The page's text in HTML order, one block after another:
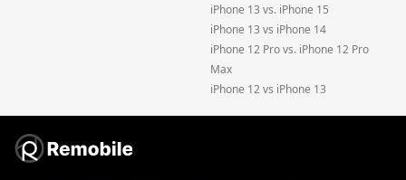
iPhone 13 vs. iPhone 15
iPhone 13 vs iPhone 14
iPhone 12 Pro vs. iPhone 12 Pro
Max
iPhone 12 vs iPhone 13